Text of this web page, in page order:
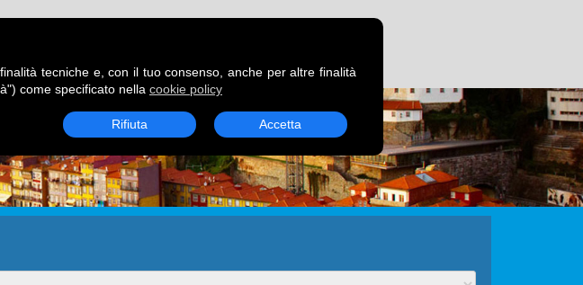
tecniche e, con il tuo consenso, anche per altre finalità
come specificato nella cookie policy
Rifiuta Accetta